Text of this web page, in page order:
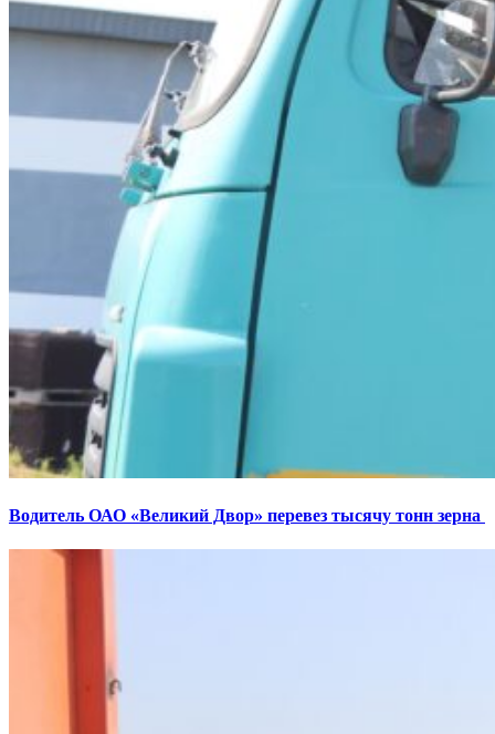
Водитель ОАО «Великий Двор» перевез тысячу тонн зерна